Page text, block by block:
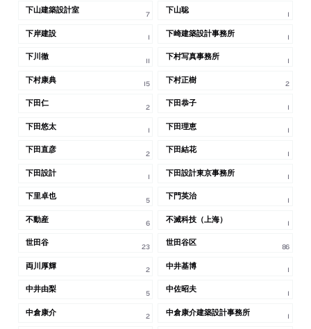
下山建築設計室 7 下山聡 1
下岸建設 1 下崎建築設計事務所 1
下川徹 11 下村写真事務所 1
下村康典 15 下村正樹 2
下田仁 2 下田恭子 1
下田悠太 1 下田理恵 1
下田直彦 2 下田結花 1
下田設計 1 下田設計東京事務所 1
下里卓也 5 下門英治 1
不動産 6 不滅科技（上海） 1
世田谷 23 世田谷区 86
両川厚輝 2 中井基博 1
中井由梨 5 中佐昭夫 1
中倉康介 2 中倉康介建築設計事務所 1